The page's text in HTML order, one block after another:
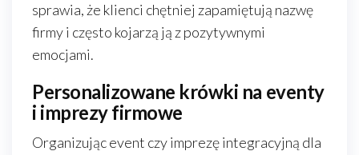
sprawia, że klienci chętniej zapamiętują nazwę
firmy i często kojarzą ją z pozytywnymi
emocjami.
Personalizowane krówki na eventy
i imprezy firmowe
Organizując event czy imprezę integracyjną dla